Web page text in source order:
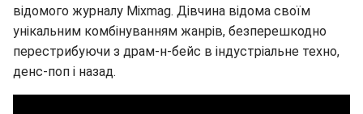
відомого журналу Mixmag. Дівчина відома своїм
унікальним комбінуванням жанрів, безперешкодно
перестрибуючи з драм-н-бейс в індустріальне техно,
денс-поп і назад.